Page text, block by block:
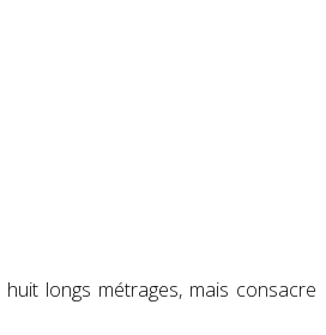
longs métrages, mais consacre